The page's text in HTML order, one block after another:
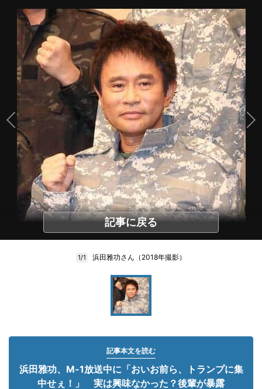
記事に戻る
1/1 浜田雅功さん（2018年撮影）
記事本文を読む
浜田雅功、M-1放送中に「おいお前ら、トランプに集
中せぇ！」 実は興味なかった？後輩が暴露